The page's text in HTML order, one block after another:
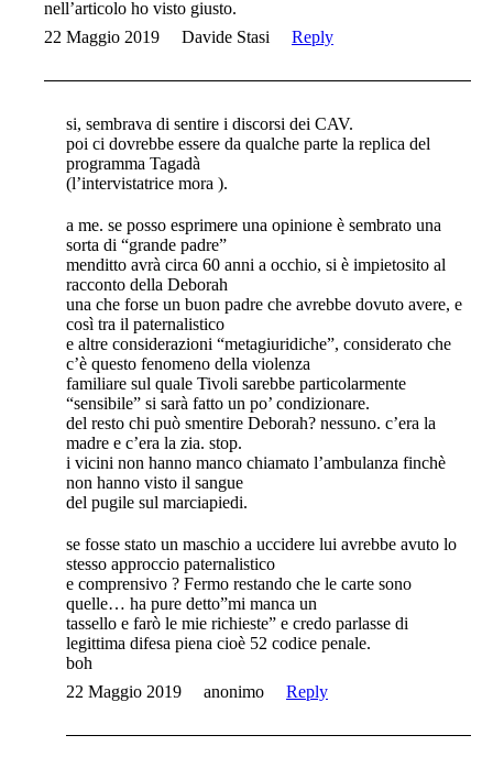
nell’articolo ho visto giusto.
22 Maggio 2019
Davide Stasi Reply
si, sembrava di sentire i discorsi dei CAV.
poi ci dovrebbe essere da qualche parte la replica del
programma Tagadà
(l’intervistatrice mora ).
a me. se posso esprimere una opinione è sembrato una
sorta di “grande padre”
menditto avrà circa 60 anni a occhio, si è impietosito al
racconto della Deborah
una che forse un buon padre che avrebbe dovuto avere, e
così tra il paternalistico
e altre considerazioni “metagiuridiche”, considerato che
c’è questo fenomeno della violenza
familiare sul quale Tivoli sarebbe particolarmente
“sensibile” si sarà fatto un po’ condizionare.
del resto chi può smentire Deborah? nessuno. c’era la
madre e c’era la zia. stop.
i vicini non hanno manco chiamato l’ambulanza finchè
non hanno visto il sangue
del pugile sul marciapiedi.
se fosse stato un maschio a uccidere lui avrebbe avuto lo
stesso approccio paternalistico
e comprensivo ? Fermo restando che le carte sono
quelle… ha pure detto”mi manca un
tassello e farò le mie richieste” e credo parlasse di
legittima difesa piena cioè 52 codice penale.
boh
22 Maggio 2019
anonimo Reply